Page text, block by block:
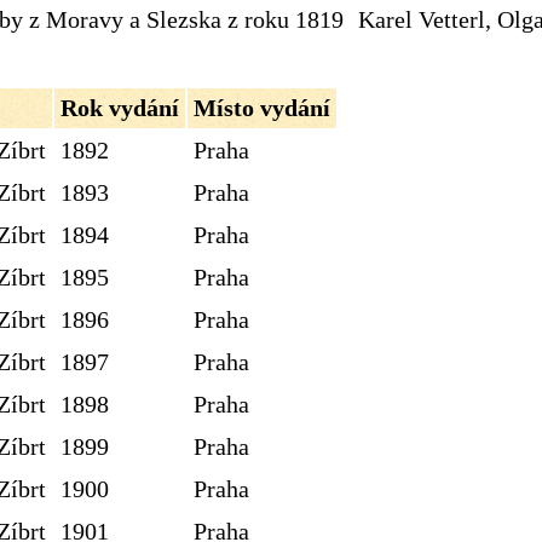
z Moravy a Slezska z roku 1819 Karel Vetterl,
Rok vydání Místo vydání
1892
Praha
1893
Praha
1894
Praha
1895
Praha
1896
Praha
1897
Praha
1898
Praha
1899
Praha
1900
Praha
1901 Praha